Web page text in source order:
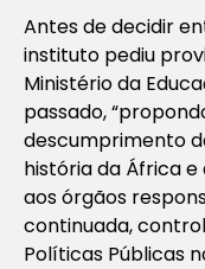
Antes de decidir
instituto pediu
Ministério da
passado,
descumprimento
história da África
aos órgãos
continuada,
Políticas Públicas